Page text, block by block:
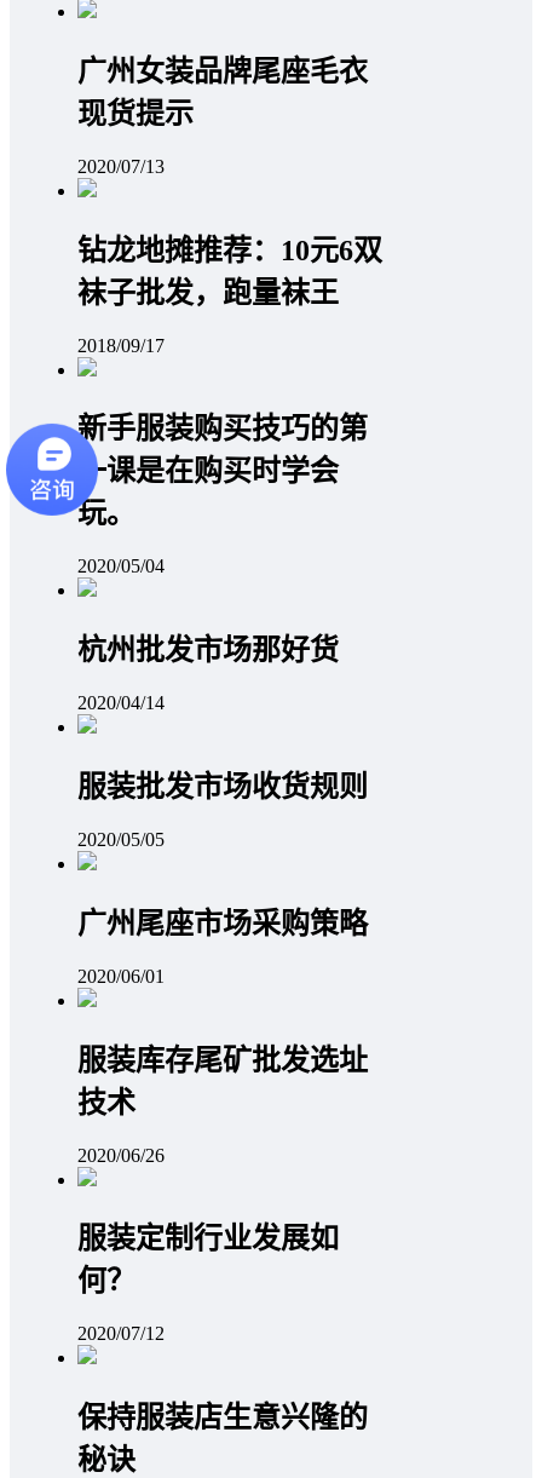
广州女装品牌尾座毛衣
现货提示
2020/07/13
钻龙地摊推荐：10元6双
袜子批发，跑量袜王
2018/09/17
新手服装购买技巧的第
一课是在购买时学会
玩。
2020/05/04
杭州批发市场那好货
2020/04/14
服装批发市场收货规则
2020/05/05
广州尾座市场采购策略
2020/06/01
服装库存尾矿批发选址
技术
2020/06/26
服装定制行业发展如
何？
2020/07/12
保持服装店生意兴隆的
秘诀